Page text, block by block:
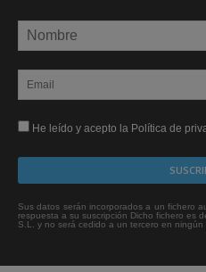
He leído y acepto la Política de
Sus datos serán incorporados a un fichero
respuesta a su suscripción Dicho fichero es
S.L. y no será cedido a un tercero en ningún